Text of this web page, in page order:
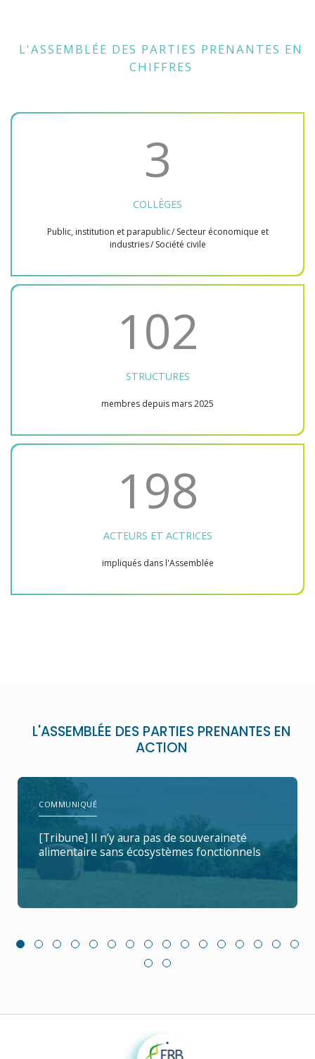
L'ASSEMBLÉE DES PARTIES PRENANTES EN
CHIFFRES
3
COLLÈGES
Public, institution et parapublic / Secteur économique et
industries / Société civile
102
STRUCTURES
membres depuis mars 2025
198
ACTEURS ET ACTRICES
impliqués dans l'Assemblée
L'ASSEMBLÉE DES PARTIES PRENANTES EN
ACTION
COMMUNIQUÉ
[Tribune] Il n’y aura pas de souveraineté
alimentaire sans écosystèmes fonctionnels
Fondation pour la recherche sur la biodiversité